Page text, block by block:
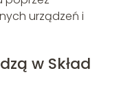
urządzeń i
w Skład